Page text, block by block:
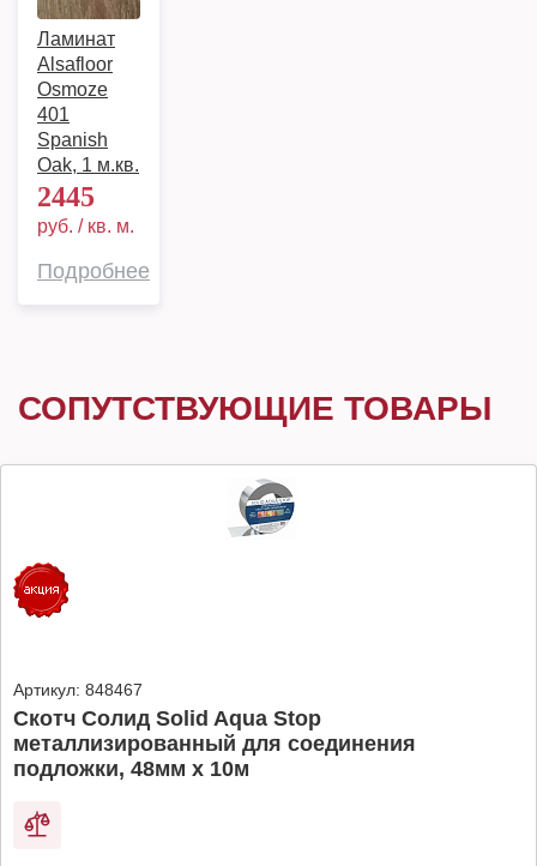
Ламинат
Alsafloor
Osmoze
401
Spanish
Oak, 1 м.кв.
2445
руб. / кв. м.
Подробнее
СОПУТСТВУЮЩИЕ ТОВАРЫ
Артикул: 848467
Скотч Солид Solid Aqua Stop
металлизированный для соединения
подложки, 48мм х 10м